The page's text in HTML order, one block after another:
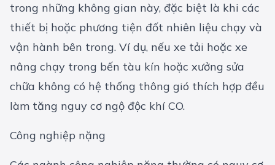
trong những không gian này, đặc biệt là khi các
thiết bị hoặc phương tiện đốt nhiên liệu chạy và
vận hành bên trong. Ví dụ, nếu xe tải hoặc xe
nâng chạy trong bến tàu kín hoặc xưởng sửa
chữa không có hệ thống thông gió thích hợp đều
làm tăng nguy cơ ngộ độc khí CO.
Công nghiệp nặng